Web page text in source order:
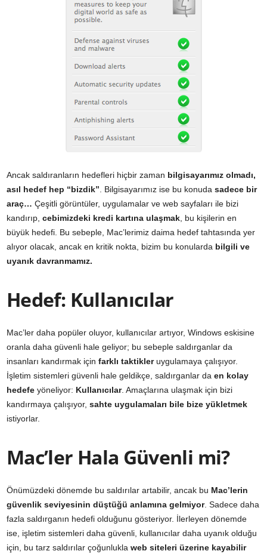
Ancak saldıranların hedefleri hiçbir zaman bilgisayarımız olmadı,
asıl hedef hep “bizdik”. Bilgisayarımız ise bu konuda sadece bir
araç… Çeşitli görüntüler, uygulamalar ve web sayfaları ile bizi
kandırıp, cebimizdeki kredi kartına ulaşmak, bu kişilerin en
büyük hedefi. Bu sebeple, Mac’lerimiz daima hedef tahtasında yer
alıyor olacak, ancak en kritik nokta, bizim bu konularda bilgili ve
uyanık davranmamız.
Hedef: Kullanıcılar
Mac’ler daha popüler oluyor, kullanıcılar artıyor, Windows eskisine
oranla daha güvenli hale geliyor; bu sebeple saldırganlar da
insanları kandırmak için farklı taktikleruygulamaya çalışıyor.
İşletim sistemleri güvenli hale geldikçe, saldırganlar da en kolay
hedefe yöneliyor: Kullanıcılar. Amaçlarına ulaşmak için bizi
kandırmaya çalışıyor, sahte uygulamaları bile bize yükletmek
istiyorlar.
Mac’ler Hala Güvenli mi?
Önümüzdeki dönemde bu saldırılar artabilir, ancak bu Mac’lerin
güvenlik seviyesinin düştüğü anlamına gelmiyor. Sadece daha
fazla saldırganın hedefi olduğunu gösteriyor. İlerleyen dönemde
ise, işletim sistemleri daha güvenli, kullanıcılar daha uyanık olduğu
için, bu tarz saldırılar çoğunlukla web siteleri üzerine kayabilir